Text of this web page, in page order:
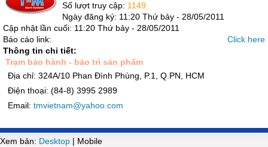
Số lượt truy cập: 1149
Ngày đăng ký: 11:20 Thứ bảy - 28/05/2011
Cập nhật lần cuối: 11:20 Thứ bảy - 28/05/2011
Báo cáo link:
Click here
Thông tin chi tiết:
Trạm bảo hành - bảo trì sản phẩm
Địa chỉ: 324A/10 Phan Đình Phùng, P.1, Q.PN, HCM
Điện thoại: (84-8) 3995 2989
Email: tmvietnam@yahoo.com
Xem bản: Desktop | Mobile